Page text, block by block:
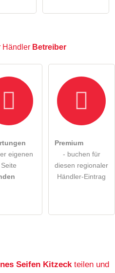
Händler Betreiber
eigenen
Seite
Premium
- buchen für
diesen regionaler
Händler-Eintrag
Seifen Kitzeck teilen und